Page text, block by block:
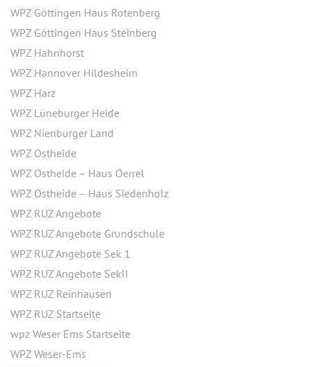
WPZ Göttingen Haus Rotenberg
WPZ Göttingen Haus Steinberg
WPZ Hahnhorst
WPZ Hannover Hildesheim
WPZ Harz
WPZ Lüneburger Heide
WPZ Nienburger Land
WPZ Ostheide
WPZ Ostheide – Haus Oerrel
WPZ Ostheide – Haus Siedenholz
WPZ RUZ Angebote
WPZ RUZ Angebote Grundschule
WPZ RUZ Angebote Sek 1
WPZ RUZ Angebote SekII
WPZ RUZ Reinhausen
WPZ RUZ Startseite
wpz Weser Ems Startseite
WPZ Weser-Ems